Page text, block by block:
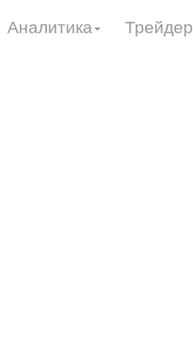
Аналитика